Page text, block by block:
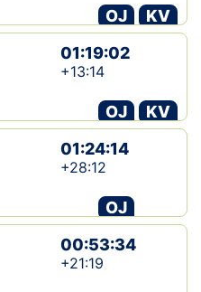
OJ
KV
01:19:02
+13:14
OJ
KV
01:24:14
+28:12
OJ
00:53:34
+21:19